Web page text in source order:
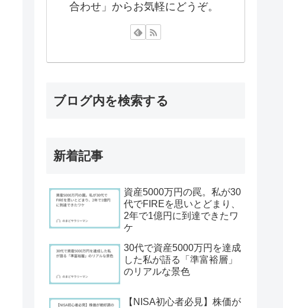
合わせ」からお気軽にどうぞ。
ブログ内を検索する
新着記事
資産5000万円の罠。私が30
代でFIREを思いとどまり、
2年で1億円に到達できたワ
ケ
30代で資産5000万円を達成
した私が語る「準富裕層」
のリアルな景色
【NISA初心者必見】株価が